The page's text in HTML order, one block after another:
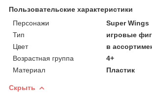
Пользовательские характеристики
Персонажи
Super Wings
Тип
игровые
Цвет
в
Возрастная группа
4+
Материал
Пластик
Скрыть